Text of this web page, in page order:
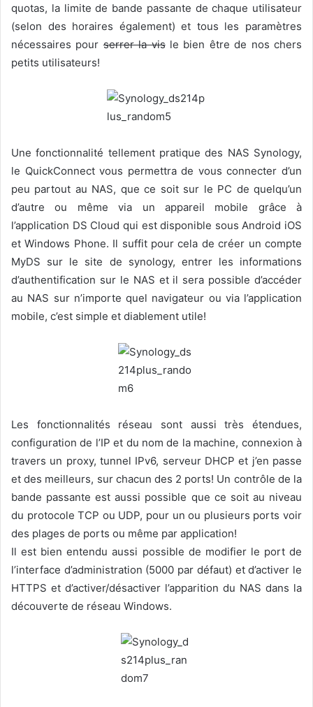
quotas, la limite de bande passante de chaque utilisateur
(selon des horaires également) et tous les paramètres
nécessaires pourserrer la visle bien être de nos chers
petits utilisateurs!
Une fonctionnalité tellement pratique des NAS Synology,
le QuickConnect vous permettra de vous connecter d’un
peu partout au NAS, que ce soit sur le PC de quelqu’un
d’autre ou même via un appareil mobile grâce à
l’application DS Cloud qui est disponible sous Android iOS
et Windows Phone. Il suffit pour cela de créer un compte
MyDS sur le site de synology, entrer les informations
d’authentification sur le NAS et il sera possible d’accéder
au NAS sur n’importe quel navigateur ou via l’application
mobile, c’est simple et diablement utile!
Les fonctionnalités réseau sont aussi très étendues,
configuration de l’IP et du nom de la machine, connexion à
travers un proxy, tunnel IPv6, serveur DHCP et j’en passe
et des meilleurs, sur chacun des 2 ports! Un contrôle de la
bande passante est aussi possible que ce soit au niveau
du protocole TCP ou UDP, pour un ou plusieurs ports voir
des plages de ports ou même par application!
Il est bien entendu aussi possible de modifier le port de
l’interface d’administration (5000 par défaut) et d’activer le
HTTPS et d’activer/désactiver l’apparition du NAS dans la
découverte de réseau Windows.